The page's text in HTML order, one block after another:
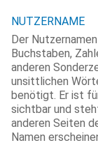
NUTZERNAME
Der
Buchstaben,
anderen
unsittlichen
benötigt. Er ist
sichtbar und
anderen Seiten
Namen